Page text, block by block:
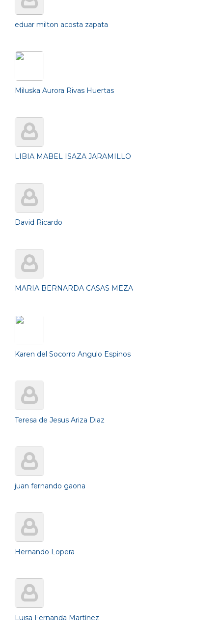
eduar milton acosta zapata
Miluska Aurora Rivas Huertas
LIBIA MABEL ISAZA JARAMILLO
David Ricardo
MARIA BERNARDA CASAS MEZA
Karen del Socorro Angulo Espinos
Teresa de Jesus Ariza Diaz
juan fernando gaona
Hernando Lopera
Luisa Fernanda Martínez